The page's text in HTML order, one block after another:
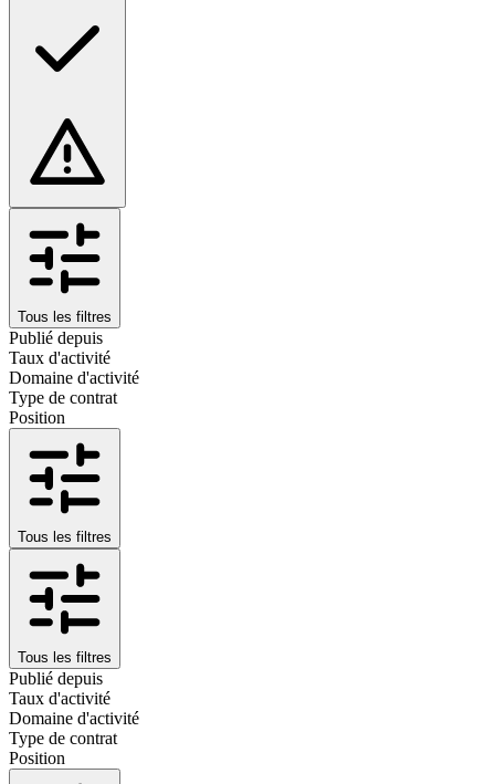
Tous les filtres
Publié depuis
Taux d'activité
Domaine d'activité
Type de contrat
Position
Tous les filtres
Tous les filtres
Publié depuis
Taux d'activité
Domaine d'activité
Type de contrat
Position